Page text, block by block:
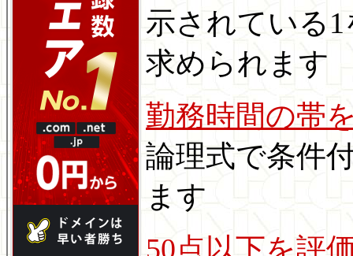
示されている
求められます
勤務時間の帯
論理式で条件
ます
50点以下を評